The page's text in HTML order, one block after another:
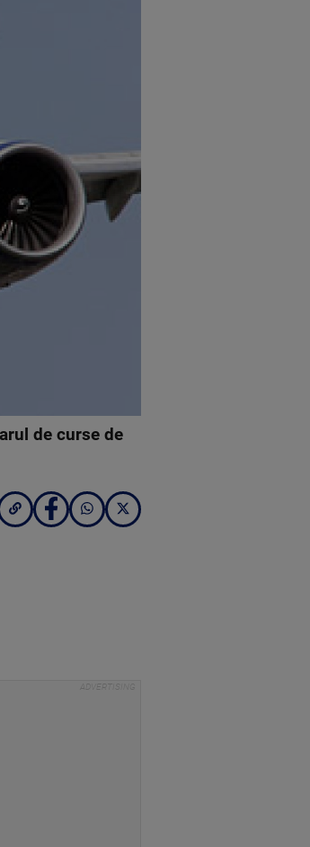
de curse de